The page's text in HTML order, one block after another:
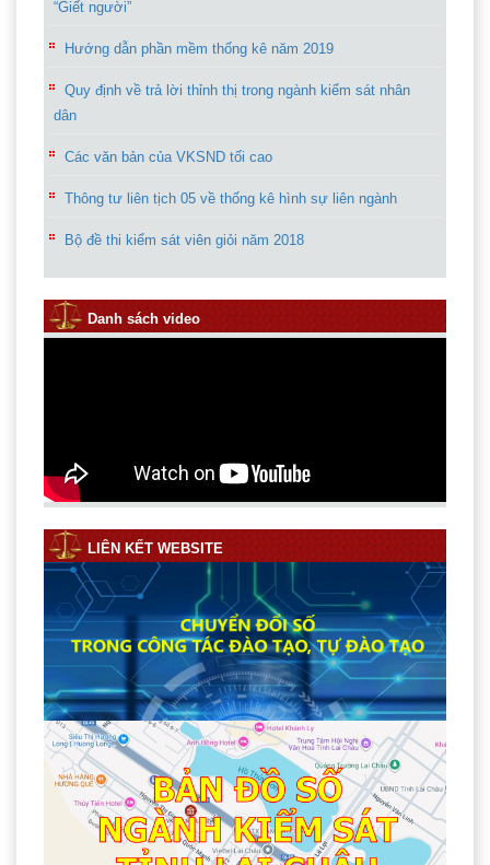
“Giết người”
Hướng dẫn phần mềm thống kê năm 2019
Quy định về trả lời thỉnh thị trong ngành kiểm sát nhân
dân
Các văn bản của VKSND tối cao
Thông tư liên tịch 05 về thống kê hình sự liên ngành
Bộ đề thi kiểm sát viên giỏi năm 2018
Danh sách video
LIÊN KẾT WEBSITE